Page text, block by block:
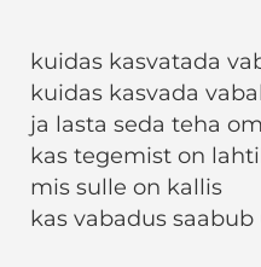
kuidas kasvatada
kuidas kasvada
ja lasta seda teha
kas tegemist on
mis sulle on kallis
kas vabadus